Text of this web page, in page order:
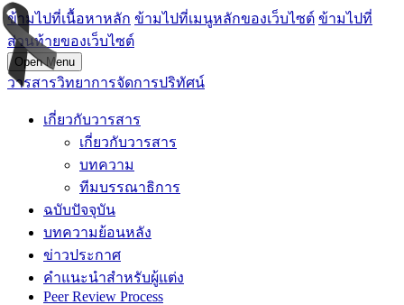
ข้ามไปที่เนื้อหาหลัก ข้ามไปที่เมนูหลักของเว็บไซต์ ข้ามไปที่
ส่วนท้ายของเว็บไซต์
Open Menu
วารสารวิทยาการจัดการปริทัศน์
เกี่ยวกับวารสาร
เกี่ยวกับวารสาร
บทความ
ทีมบรรณาธิการ
ฉบับปัจจุบัน
บทความย้อนหลัง
ข่าวประกาศ
คำแนะนำสำหรับผู้แต่ง
Peer Review Process